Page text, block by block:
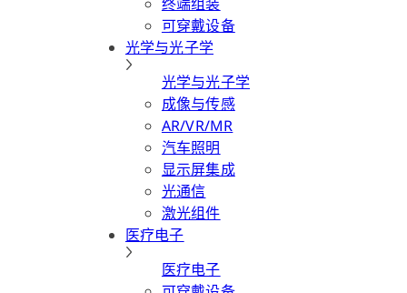
可穿戴设备
光学与光子学
光学与光子学
成像与传感
AR/VR/MR
汽车照明
显示屏集成
光通信
激光组件
医疗电子
医疗电子